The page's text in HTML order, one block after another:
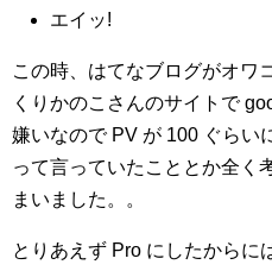
エイッ!
この時、はてなブログがオワ
くりかのこさんのサイトで
嫌いなので PV が 100 ぐらい
って言っていたこととか全く
まいました。。
とりあえず Pro にしたからに